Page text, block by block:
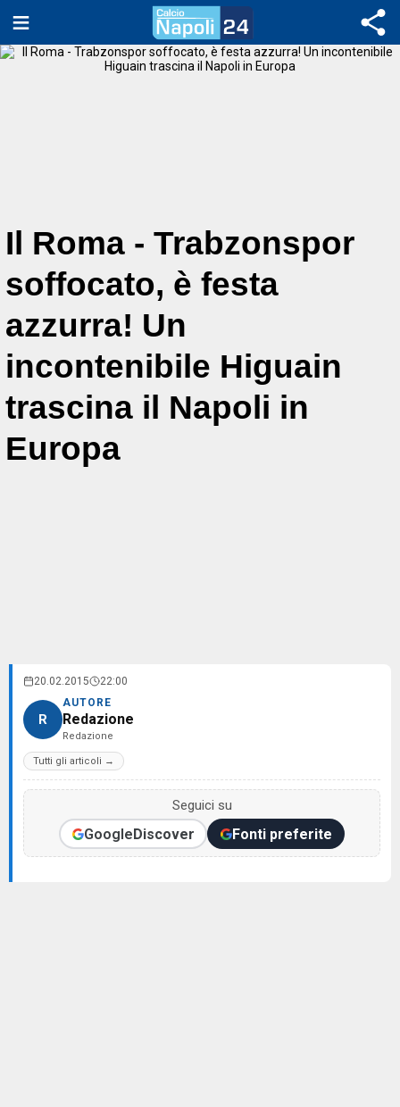
Il Roma - Trabzonspor
soffocato, è festa
azzurra! Un
incontenibile Higuain
trascina il Napoli in
Europa
20.02.2015 22:00
R
AUTORE
Redazione
Redazione
Tutti gli articoli →
Seguici su
GoogleDiscover Fonti preferite